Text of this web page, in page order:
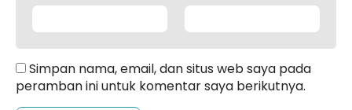
Simpan nama, email, dan situs web saya pada
peramban ini untuk komentar saya berikutnya.